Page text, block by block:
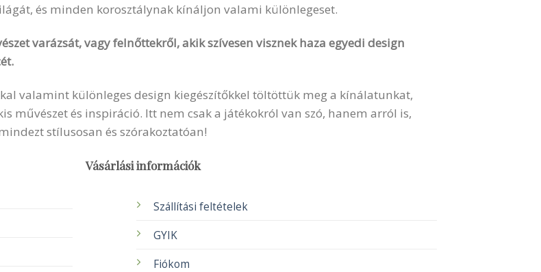
és minden korosztálynak kínáljon valami különlegeset.
varázsát, vagy felnőttekről, akik szívesen visznek haza egyedi design
valamint különleges design kiegészítőkkel töltöttük meg a kínálatunkat,
művészet és inspiráció. Itt nem csak a játékokról van szó, hanem arról is,
stílusosan és szórakoztatóan!
Vásárlási információk
Szállítási feltételek
GYIK
Fiókom